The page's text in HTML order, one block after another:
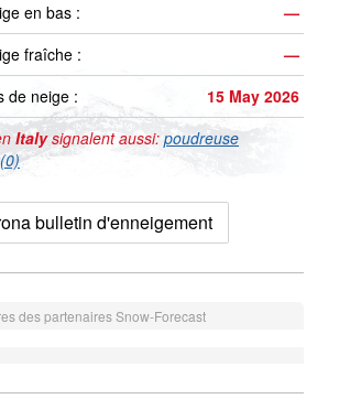
en bas :
—
fraîche :
—
de neige :
15 May 2026
Italysignalent aussi: poudreuse
bulletin d'enneigement
des partenaires Snow-Forecast